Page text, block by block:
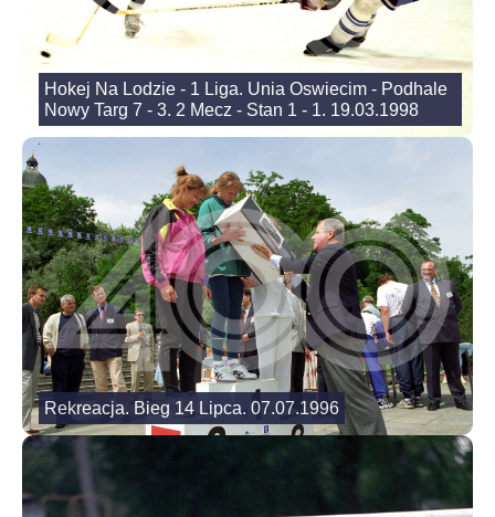
Hokej Na Lodzie - 1 Liga. Unia Oswiecim - Podhale
Nowy Targ 7 - 3. 2 Mecz - Stan 1 - 1. 19.03.1998
Rekreacja. Bieg 14 Lipca. 07.07.1996